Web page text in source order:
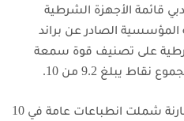
قائمة الأجهزة الشرطية
المؤسسية الصادر عن براند
على تصنيف قوة سمعة
وجاء هذا التقييم بعد دراسة مقارنة شملت انطباعات عامة في 10